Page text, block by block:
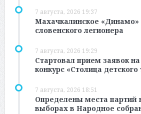
7 августа, 2026 19:37
Махачкалинское «Динамо»
словенского легионера
7 августа, 2026 19:29
Стартовал прием заявок
конкурс «Столица детского
7 августа, 2026 18:51
Определены места партий
выборах в Народное